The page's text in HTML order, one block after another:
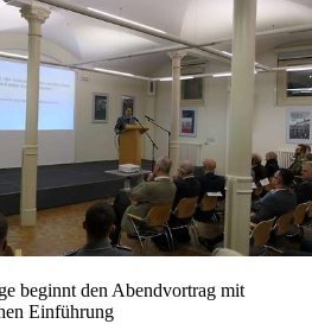
beginnt den Abendvortrag mit
Einführung